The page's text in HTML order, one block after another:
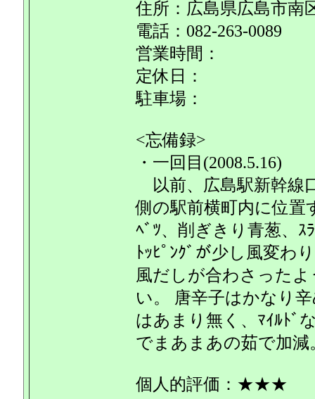
住所：広島県広島市南
電話：082-263-0089
営業時間：
定休日：
駐車場：
<忘備録>
・一回目(2008.5.16)
以前、広島駅新幹線
側の駅前横町内に位置
ﾍﾞﾂ、削ぎきり青葱、ｽ
ﾄｯﾋﾟﾝｸﾞが少し風変わ
風だしが合わさった
い。 唐辛子はかなり
はあまり無く、ﾏｲﾙﾄﾞ
でまあまあの茹で加減
個人的評価：★★★